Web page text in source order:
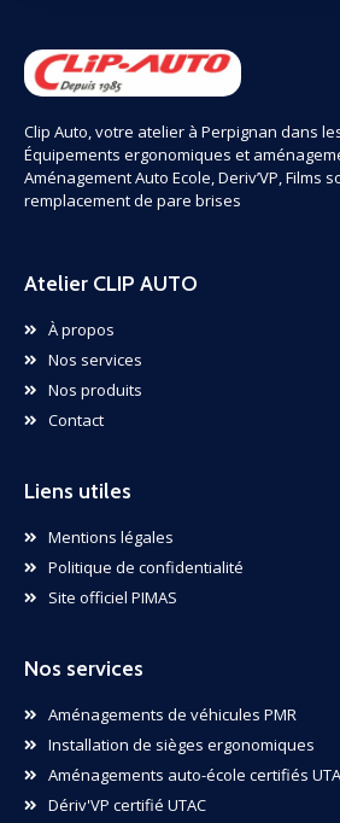
Clip Auto, votre atelier à Perpignan dans
Équipements ergonomiques et
Aménagement Auto Ecole, Deriv’VP, Films
remplacement de pare brises
Atelier CLIP AUTO
À propos
Nos services
Nos produits
Contact
Liens utiles
Mentions légales
Politique de confidentialité
Site officiel PIMAS
Nos services
Aménagements de véhicules PMR
Installation de sièges ergonomiques
Aménagements auto-école certifiés
Dériv'VP certifié UTAC